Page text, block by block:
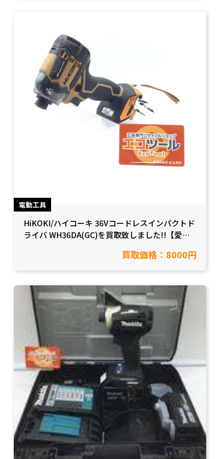
電動工具
HiKOKI/ハイコーキ 36Vコードレスインパクトド
ライバ WH36DA(GC)を買取致しました!!【愛知
買取価格：8000円